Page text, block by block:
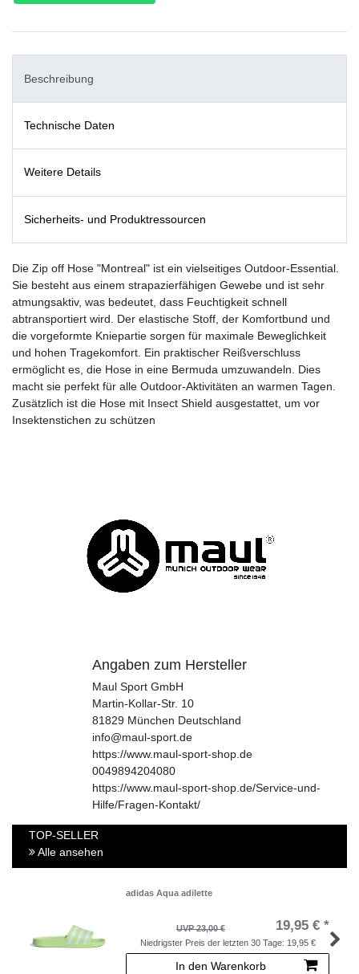
Beschreibung
Technische Daten
Weitere Details
Sicherheits- und Produktressourcen
Die Zip off Hose "Montreal" ist ein vielseitiges Outdoor-Essential.
Sie besteht aus einem strapazierfähigen Gewebe und ist sehr
atmungsaktiv, was bedeutet, dass Feuchtigkeit schnell
abtransportiert wird. Der elastische Stoff, der Komfortbund und
die vorgeformte Kniepartie sorgen für maximale Beweglichkeit
und hohen Tragekomfort. Ein praktischer Reißverschluss
ermöglicht es, die Hose in eine Bermuda umzuwandeln. Dies
macht sie perfekt für alle Outdoor-Aktivitäten an warmen Tagen.
Zusätzlich ist die Hose mit Insect Shield ausgestattet, um vor
Insektenstichen zu schützen
Angaben zum Hersteller
Maul Sport GmbH
Martin-Kollar-Str. 10
81829 München Deutschland
info@maul-sport.de
https://www.maul-sport-shop.de
0049894204080
https://www.maul-sport-shop.de/Service-und-
Hilfe/Fragen-Kontakt/
TOP-SELLER
Alle ansehen
adidas Aqua adilette
UVP 23,00 € 19,95 € *
Niedrigster Preis der letzten 30 Tage: 19,95 €
In den Warenkorb